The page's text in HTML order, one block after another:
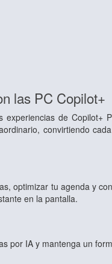
las PC Copilot+
de Copilot+
convirtiendo
optimizar tu agenda y
en la pantalla.
por IA y mantenga un